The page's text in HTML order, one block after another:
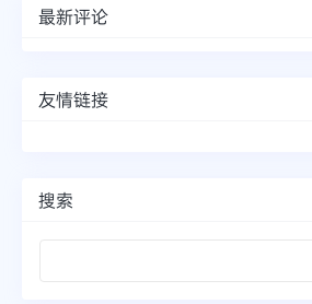
最新评论
友情链接
搜索